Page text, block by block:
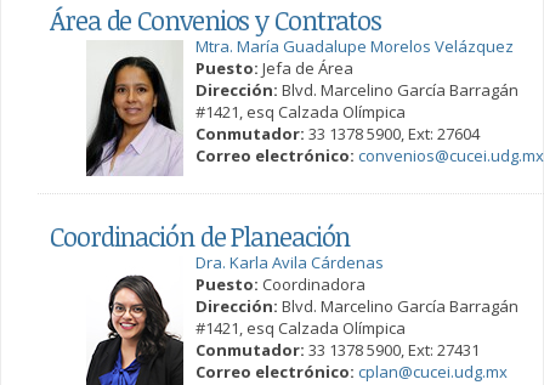
Área de Convenios y Contratos
Mtra. María Guadalupe Morelos Velázquez
Puesto: Jefa de Área
Dirección: Blvd. Marcelino García Barragán
#1421, esq Calzada Olímpica
Conmutador: 33 1378 5900, Ext: 27604
Correo electrónico: convenios@cucei.udg.mx
Coordinación de Planeación
Dra. Karla Avila Cárdenas
Puesto: Coordinadora
Dirección: Blvd. Marcelino García Barragán
#1421, esq Calzada Olímpica
Conmutador: 33 1378 5900, Ext: 27431
Correo electrónico: cplan@cucei.udg.mx